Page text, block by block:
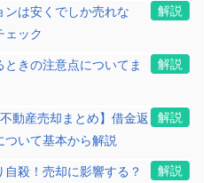
は安くでしか売れな
ェック
解説
きの注意点についてま
解説
動産売却まとめ】借金返
いて基本から解説
解説
殺！売却に影響する？
解説